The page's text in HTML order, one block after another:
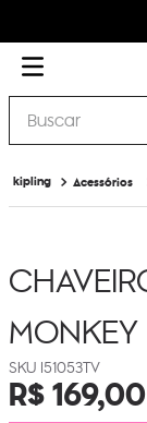
Buscar
Acessórios
MONKEY
I51053TV
R$169,00